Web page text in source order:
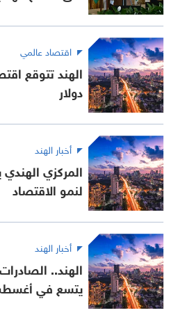
اقتصاد عالمي
دولار
أخبار الهند
المركزي
لنمو الاقتصاد
أخبار الهند
الهند..
يتسع في